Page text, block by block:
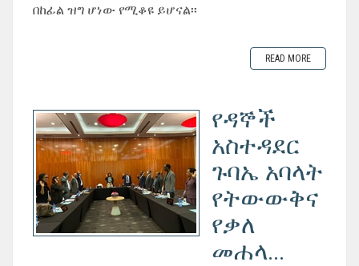
በከፊል ዝግ ሆነው የሚቆዩ ይሆናል፡፡
READ MORE
የዳኞች
አስተዳደር
ጉባኤ አባላት
የትውውቅና
የቃለ
መሐላ...